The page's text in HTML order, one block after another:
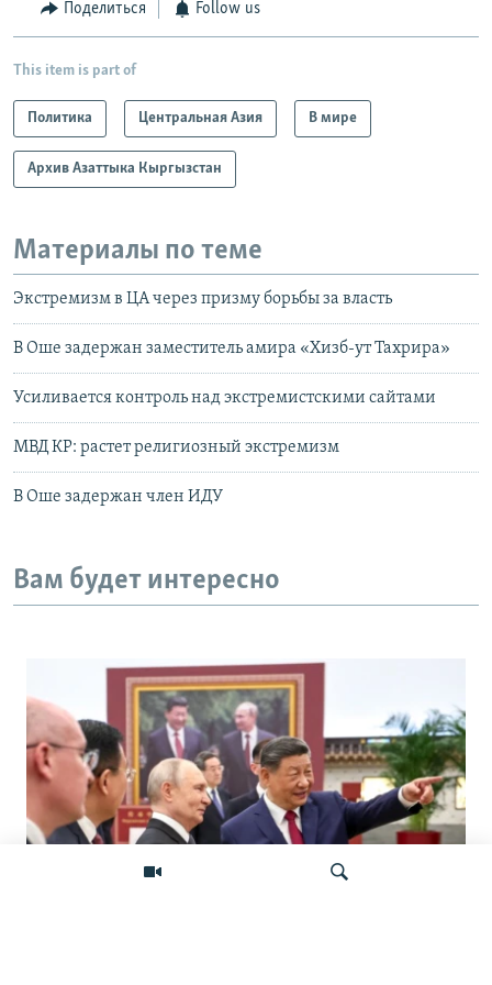
Поделиться Follow us
This item is part of
Политика Центральная Азия В мире
Архив Азаттыка Кыргызстан
Материалы по теме
Экстремизм в ЦА через призму борьбы за власть
В Оше задержан заместитель амира «Хизб-ут Тахрира»
Усиливается контроль над экстремистскими сайтами
МВД КР: растет религиозный экстремизм
В Оше задержан член ИДУ
Вам будет интересно